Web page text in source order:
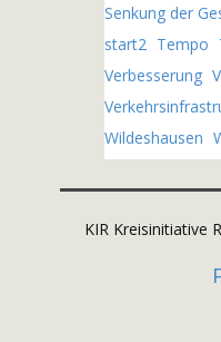
Senkung der
start2 Tempo
Verbesserung
Wildeshausen
KIR Kreisinitiative